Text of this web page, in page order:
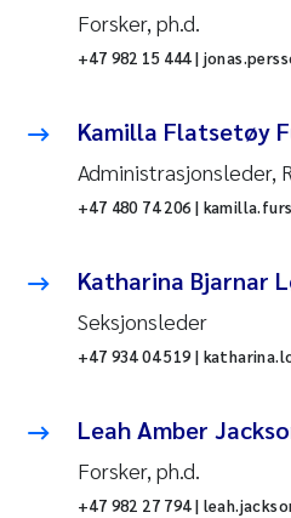
Forsker, ph.d.
+47 982 15 444 |
Kamilla Flatsetøy
Administrasjonsleder,
+47 480 74 206 |
Katharina Bjarnar
Seksjonsleder
+47 934 04 519 |
Leah Amber
Forsker, ph.d.
+47 982 27 794 |